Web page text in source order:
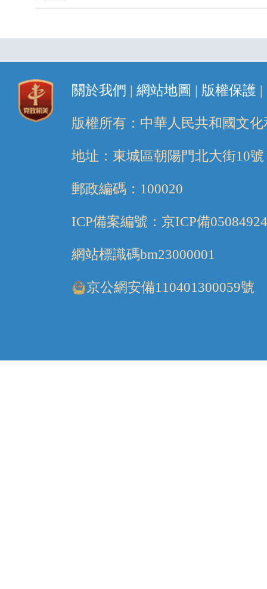
關於我們 | 網站地圖 | 版權保護 |
版權所有：中華人民共和國文
地址：東城區朝陽門北大街10號
郵政編碼：100020
ICP備案編號：京ICP備
網站標識碼bm23000001
京公網安備110401300059號